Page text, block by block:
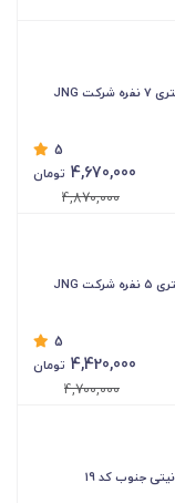
5
4,670,000 تومان
4,870,000
5
4,420,000 تومان
4,700,000